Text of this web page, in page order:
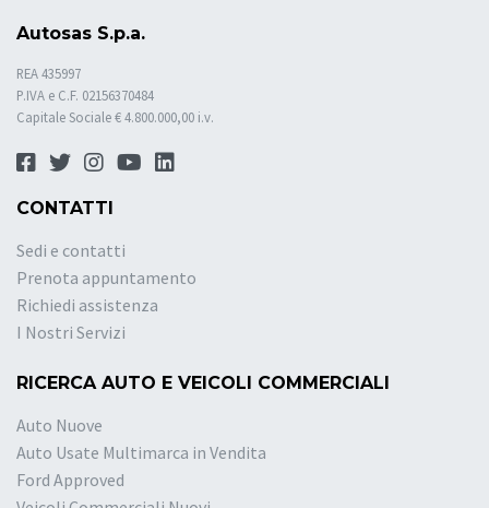
Autosas S.p.a.
REA 435997
P.IVA e C.F. 02156370484
Capitale Sociale € 4.800.000,00 i.v.
CONTATTI
Sedi e contatti
Prenota appuntamento
Richiedi assistenza
I Nostri Servizi
RICERCA AUTO E VEICOLI COMMERCIALI
Auto Nuove
Auto Usate Multimarca in Vendita
Ford Approved